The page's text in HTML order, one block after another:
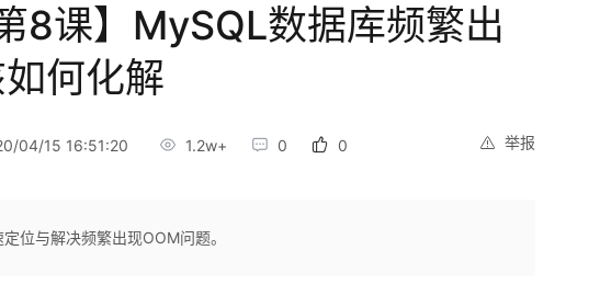
8课】MySQL数据库频繁出
何化解
举报
04/15 16:51:20 1.2w+ 0 0
位与解决频繁出现OOM问题。